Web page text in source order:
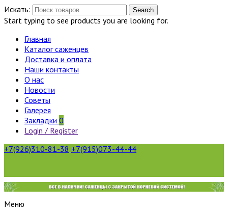
Искать: Search
Start typing to see products you are looking for.
Главная
Каталог саженцев
Доставка и оплата
Наши контакты
О нас
Новости
Советы
Галерея
Закладки 0
Login / Register
+7(926)310-81-38 +7(915)073-44-44
Меню